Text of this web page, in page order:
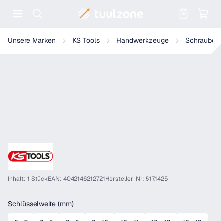
Unsere Marken KS Tools Handwerkzeuge
KS Tools Doppelmaul-Kraftschlüssel
Inhalt: 1 StückEAN: 4042146212721Hersteller-Nr: 517.1425
Schlüsselweite (mm)auswählen